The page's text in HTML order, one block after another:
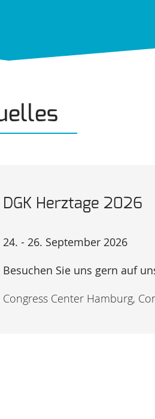
DGK Herztage 2026
24. - 26. September 2026
Besuchen Sie uns gern auf
Congress Center Hamburg,